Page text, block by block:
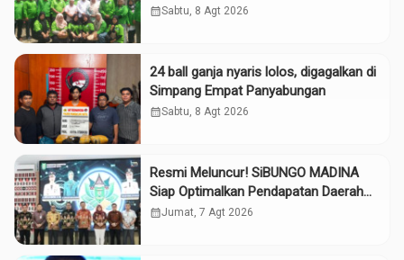
Adalah Tokoh”
calendar_monthSabtu, 8 Agt 2026
24 ball ganja nyaris lolos, digagalkan di
Simpang Empat Panyabungan
calendar_monthSabtu, 8 Agt 2026
Resmi Meluncur! SiBUNGO MADINA
Siap Optimalkan Pendapatan Daerah
Madina
calendar_monthJumat, 7 Agt 2026